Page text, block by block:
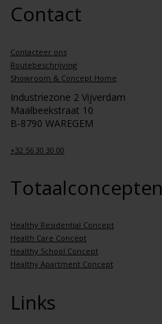
Contact
Contacteer ons
Routebeschrijving
Showroom & Concept Home
Industriezone 2 Vijverdam
Maalbeekstraat 10
B-8790 WAREGEM
+32 56 30 30 00
Totaalconcepten
Healthy Residential Concept
Health Care Concept
Healthy School Concept
Healthy Apartment Concept
Links